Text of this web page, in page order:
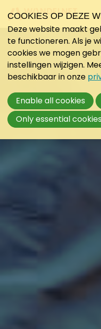
COOKIES OP DEZE
Deze website maakt
te functioneren. Als je
cookies we mogen
instellingen wijzigen.
beschikbaar in onze
Enable all cookies
Only essential cookies